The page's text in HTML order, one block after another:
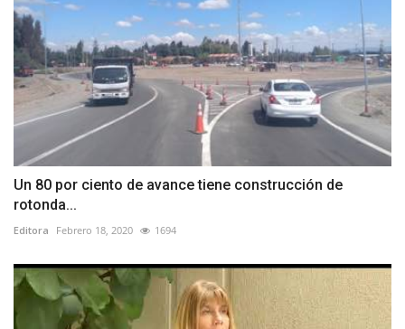
Un 80 por ciento de avance tiene construcción de
rotonda...
Editora Febrero 18, 2020 1694